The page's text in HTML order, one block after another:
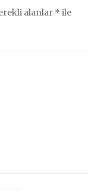
alanlar * ile